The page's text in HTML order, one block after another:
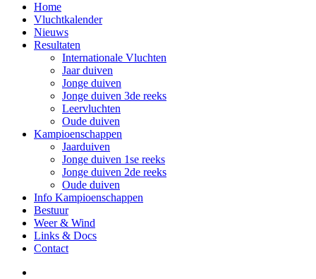
Home
Vluchtkalender
Nieuws
Resultaten
Internationale Vluchten
Jaar duiven
Jonge duiven
Jonge duiven 3de reeks
Leervluchten
Oude duiven
Kampioenschappen
Jaarduiven
Jonge duiven 1se reeks
Jonge duiven 2de reeks
Oude duiven
Info Kampioenschappen
Bestuur
Weer & Wind
Links & Docs
Contact